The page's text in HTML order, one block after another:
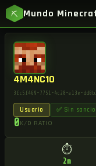
⛏ Mundo
4M4NC10
3fc5f469-7751-4c28-a13e-
Usuario ✅ Sin
0K/D RATIO
⏱
2m